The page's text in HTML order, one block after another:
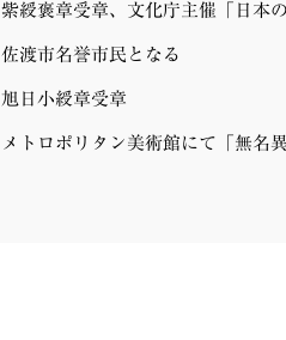
紫綬褒章受章、文化庁主催「日本
佐渡市名誉市民となる
旭日小綬章受章
メトロポリタン美術館にて「無